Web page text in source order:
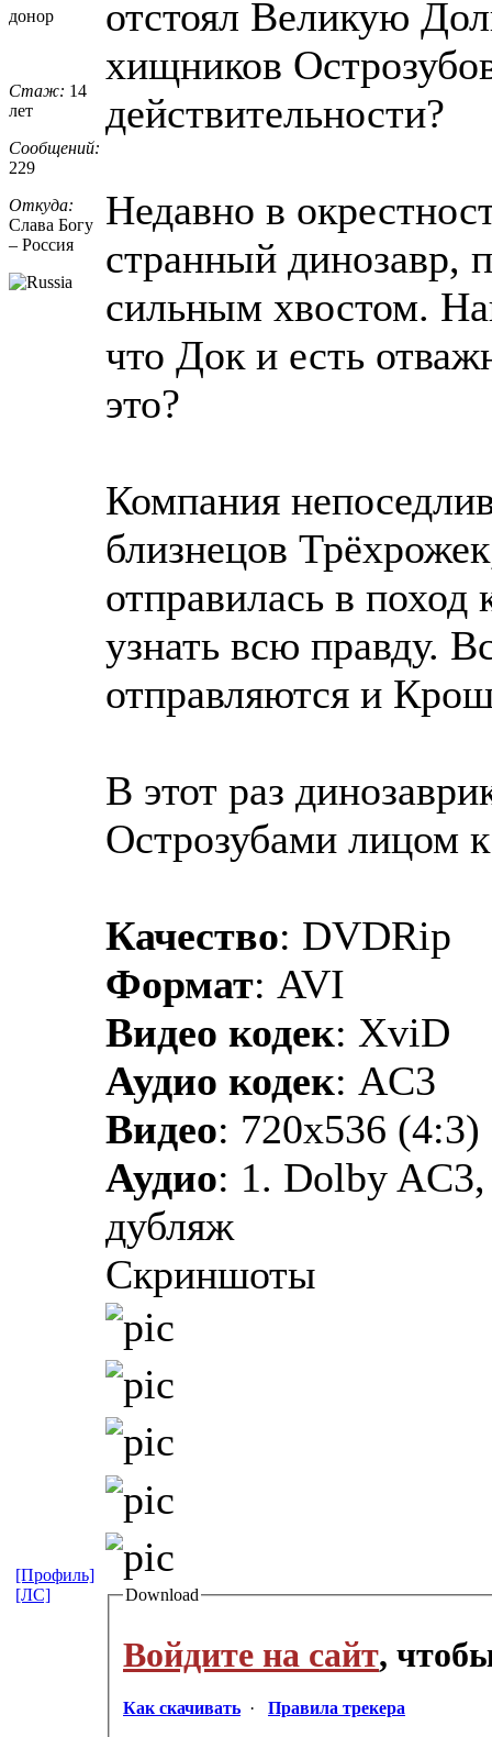
донор
Стаж: 14
лет
Сообщений:
229
Откуда:
Слава Богу
– Россия
отстоял Великую
хищников
действительности?
Недавно в
странный динозавр,
сильным хвостом.
что Док и есть
это?
Компания
близнецов
отправилась в
узнать всю правду.
отправляются и
В этот раз
Острозубами лицом
Качество: DVDRip
Формат: AVI
Видео кодек: XviD
Аудио кодек: AC3
Видео: 720x536
Аудио: 1. Dolby
дубляж
Скриншоты
Download
Войдите на сайт,
Как скачивать · Правила трекера
[Профиль]
[ЛС]